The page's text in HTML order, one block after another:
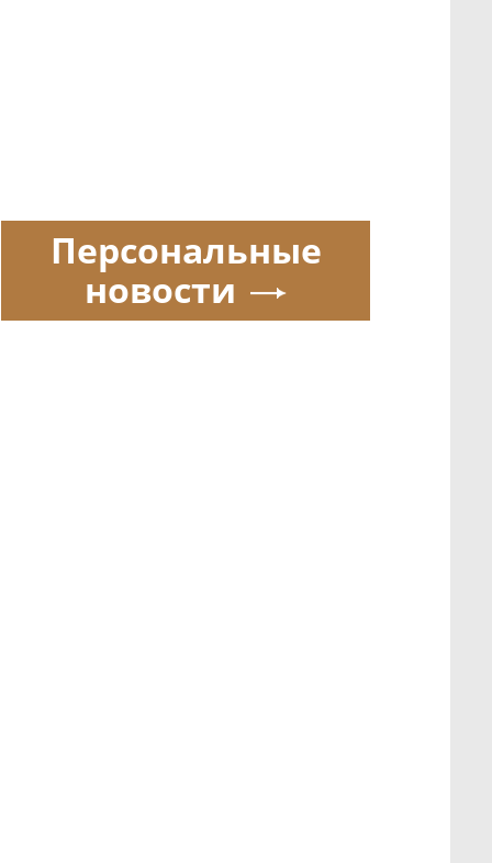
Персональные
новости